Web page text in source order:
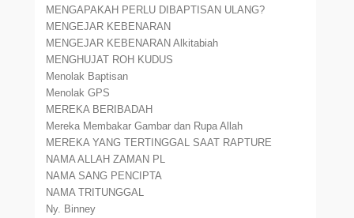
MENGAPAKAH PERLU DIBAPTISAN ULANG?
MENGEJAR KEBENARAN
MENGEJAR KEBENARAN Alkitabiah
MENGHUJAT ROH KUDUS
Menolak Baptisan
Menolak GPS
MEREKA BERIBADAH
Mereka Membakar Gambar dan Rupa Allah
MEREKA YANG TERTINGGAL SAAT RAPTURE
NAMA ALLAH ZAMAN PL
NAMA SANG PENCIPTA
NAMA TRITUNGGAL
Ny. Binney